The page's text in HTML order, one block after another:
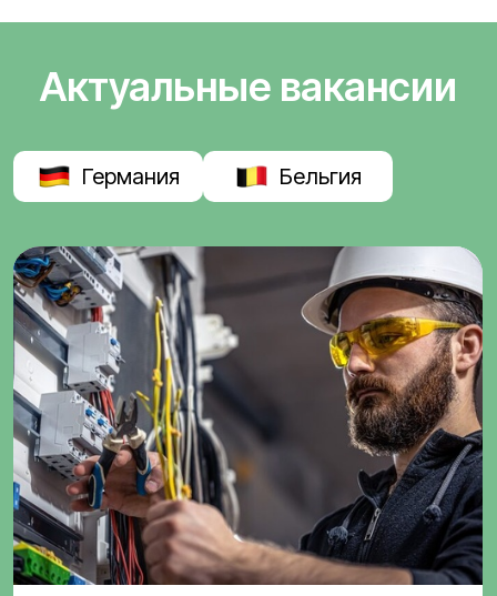
Актуальные вакансии
Германия Бельгия